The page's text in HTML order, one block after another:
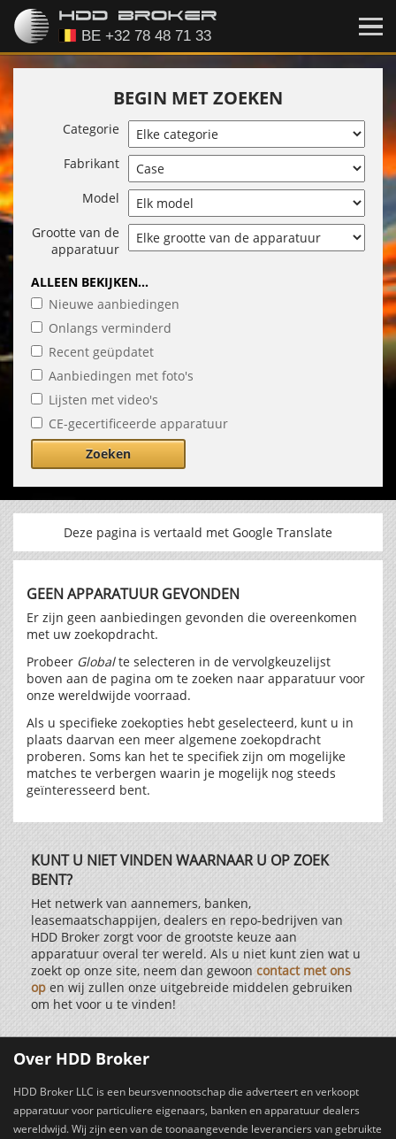
BEGIN MET ZOEKEN
Categorie
Fabrikant
Model
Grootte van de
apparatuur
ALLEEN BEKIJKEN...
Nieuwe aanbiedingen
Onlangs verminderd
Recent geüpdatet
Aanbiedingen met foto's
Lijsten met video's
CE-gecertificeerde apparatuur
Zoeken
Deze pagina is vertaald met Google Translate
GEEN APPARATUUR GEVONDEN
Er zijn geen aanbiedingen gevonden die overeenkomen
met uw zoekopdracht.
Probeer Globalte selecteren in de vervolgkeuzelijst
boven aan de pagina om te zoeken naar apparatuur voor
onze wereldwijde voorraad.
Als u specifieke zoekopties hebt geselecteerd, kunt u in
plaats daarvan een meer algemene zoekopdracht
proberen. Soms kan het te specifiek zijn om mogelijke
matches te verbergen waarin je mogelijk nog steeds
geïnteresseerd bent.
KUNT U NIET VINDEN WAARNAAR U OP ZOEK
BENT?
Het netwerk van aannemers, banken,
leasemaatschappijen, dealers en repo-bedrijven van
HDD Broker zorgt voor de grootste keuze aan
apparatuur overal ter wereld. Als u niet kunt zien wat u
zoekt op onze site, neem dan gewoon contact met ons
op en wij zullen onze uitgebreide middelen gebruiken
om het voor u te vinden!
Over HDD Broker
HDD Broker LLC is een beursvennootschap die adverteert en verkoopt
apparatuur voor particuliere eigenaars, banken en apparatuur dealers
wereldwijd. Wij zijn een van de toonaangevende leveranciers van gebruikte